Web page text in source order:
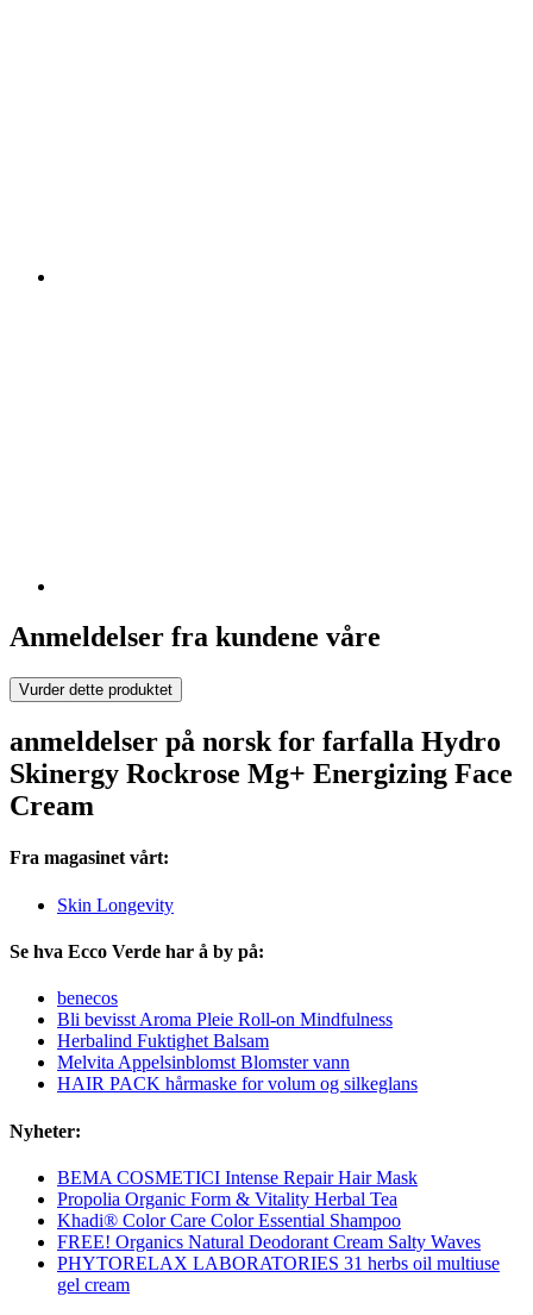
Anmeldelser fra kundene våre
Vurder dette produktet
anmeldelser på norsk for farfalla Hydro
Skinergy Rockrose Mg+ Energizing Face
Cream
Fra magasinet vårt:
Skin Longevity
Se hva Ecco Verde har å by på:
benecos
Bli bevisst Aroma Pleie Roll-on Mindfulness
Herbalind Fuktighet Balsam
Melvita Appelsinblomst Blomster vann
HAIR PACK hårmaske for volum og silkeglans
Nyheter:
BEMA COSMETICI Intense Repair Hair Mask
Propolia Organic Form & Vitality Herbal Tea
Khadi® Color Care Color Essential Shampoo
FREE! Organics Natural Deodorant Cream Salty Waves
PHYTORELAX LABORATORIES 31 herbs oil multiuse
gel cream